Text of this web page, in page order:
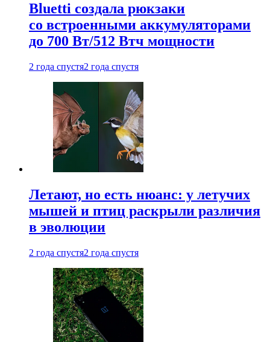
Bluetti создала рюкзаки
со встроенными аккумуляторами
до 700 Вт/512 Втч мощности
2 года спустя2 года спустя
Летают, но есть нюанс: у летучих
мышей и птиц раскрыли различия
в эволюции
2 года спустя2 года спустя